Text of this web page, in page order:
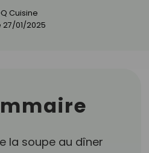
Cuisine
27/01/2025
la soupe au dîner